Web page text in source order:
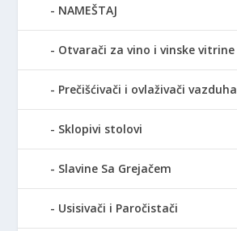
NAMEŠTAJ
Otvarači za vino i vinske vitrine
Prečišćivači i ovlaživači vazduha
Sklopivi stolovi
Slavine Sa Grejačem
Usisivači i Paročistači